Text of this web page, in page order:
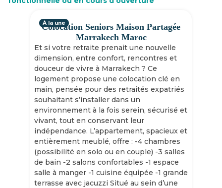
Colocation Seniors Maison Partagée
Marrakech Maroc
Et si votre retraite prenait une nouvelle
dimension, entre confort, rencontres et
douceur de vivre à Marrakech ? Ce
logement propose une colocation clé en
main, pensée pour des retraités expatriés
souhaitant s’installer dans un
environnement à la fois serein, sécurisé et
vivant, tout en conservant leur
indépendance. L’appartement, spacieux et
entièrement meublé, offre : -4 chambres
(possibilité en solo ou en couple) -3 salles
de bain -2 salons confortables -1 espace
salle à manger -1 cuisine équipée -1 grande
terrasse avec jacuzzi Situé au sein d’une
À la une